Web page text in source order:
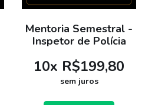
Mentoria Semestral -
Inspetor de Polícia
10x R$199,80
sem juros